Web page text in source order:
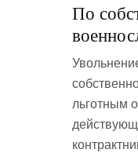
По
льготным